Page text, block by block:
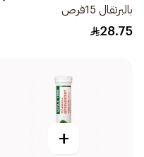
بالبرتقال 15قرص
28.75
+